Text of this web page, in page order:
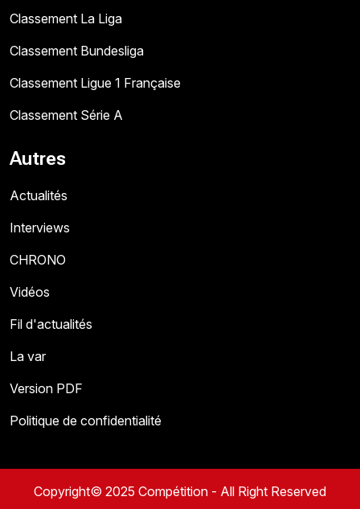
Classement La Liga
Classement Bundesliga
Classement Ligue 1 Française
Classement Série A
Autres
Actualités
Interviews
CHRONO
Vidéos
Fil d'actualités
La var
Version PDF
Politique de confidentialité
Copyright© 2025 Compétition - All Right Reserved